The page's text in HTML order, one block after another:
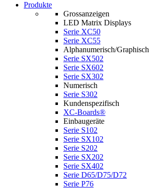
Produkte
Grossanzeigen
LED Matrix Displays
Serie XC50
Serie XC55
Alphanumerisch/Graphisch
Serie SX502
Serie SX602
Serie SX302
Numerisch
Serie S302
Kundenspezifisch
XC-Boards®
Einbaugeräte
Serie S102
Serie SX102
Serie S202
Serie SX202
Serie SX402
Serie D65/D75/D72
Serie P76